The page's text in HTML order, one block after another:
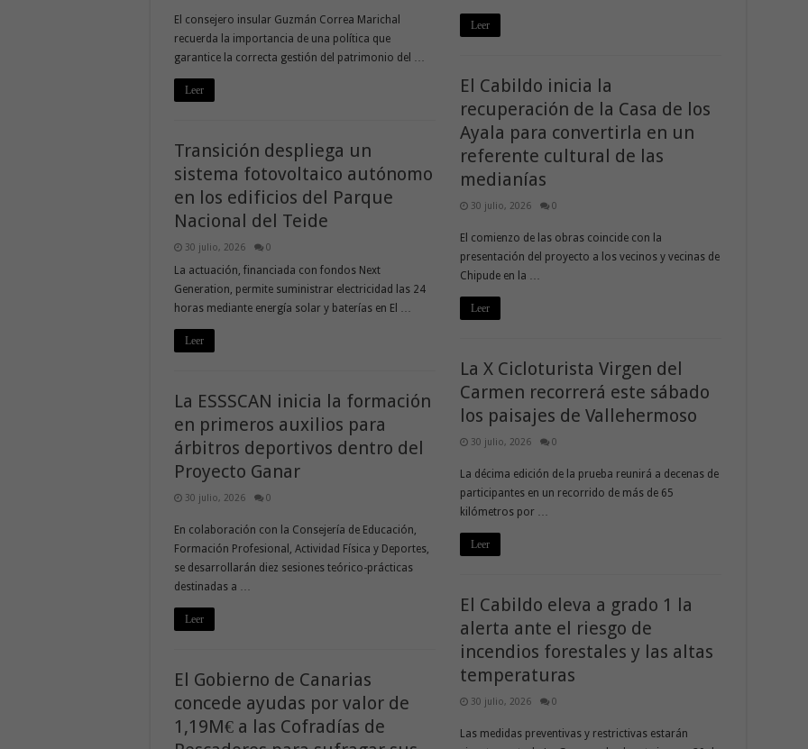
Leer
El consejero insular Guzmán Correa Marichal
recuerda la importancia de una política que
garantice la correcta gestión del patrimonio del …
Leer
El Cabildo inicia la
recuperación de la Casa de los
Ayala para convertirla en un
referente cultural de las
medianías
30 julio, 2026 0
El comienzo de las obras coincide con la
presentación del proyecto a los vecinos y vecinas de
Chipude en la …
Leer
Transición despliega un
sistema fotovoltaico autónomo
en los edificios del Parque
Nacional del Teide
30 julio, 2026 0
La actuación, financiada con fondos Next
Generation, permite suministrar electricidad las 24
horas mediante energía solar y baterías en El …
Leer
La X Cicloturista Virgen del
Carmen recorrerá este sábado
los paisajes de Vallehermoso
30 julio, 2026 0
La décima edición de la prueba reunirá a decenas de
participantes en un recorrido de más de 65
kilómetros por …
Leer
La ESSSCAN inicia la formación
en primeros auxilios para
árbitros deportivos dentro del
Proyecto Ganar
30 julio, 2026 0
En colaboración con la Consejería de Educación,
Formación Profesional, Actividad Física y Deportes,
se desarrollarán diez sesiones teórico-prácticas
destinadas a …
Leer
El Cabildo eleva a grado 1 la
alerta ante el riesgo de
incendios forestales y las altas
temperaturas
30 julio, 2026 0
Las medidas preventivas y restrictivas estarán
El Gobierno de Canarias
concede ayudas por valor de
1,19M€ a las Cofradías de